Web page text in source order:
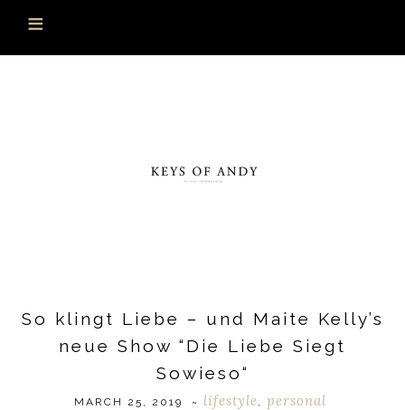
So klingt Liebe – und Maite Kelly’s
neue Show “Die Liebe Siegt
Sowieso“
MARCH 25, 2019 ~ lifestyle personal